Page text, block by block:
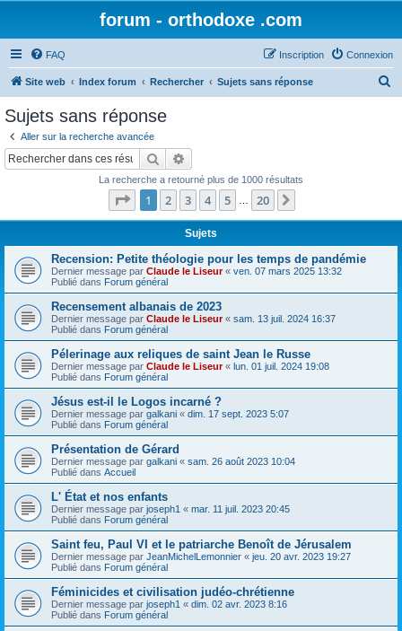
forum - orthodoxe .com
FAQ Connexion
Inscription
Site web Index forum Rechercher Sujets sans réponse
Sujets sans réponse
Aller sur la recherche avancée
Rechercher
La recherche a retourné plus de 1000 résultats
Page 1sur20
1 2 3 4 5 20
Sujets
Recension: Petite théologie pour les temps de pandémie
Dernier message par Claude le Liseur« ven. 07 mars 2025 13:32
Publié dans Forum général
Recensement albanais de 2023
Dernier message par Claude le Liseur« sam. 13 juil. 2024 16:37
Publié dans Forum général
Pélerinage aux reliques de saint Jean le Russe
Dernier message par Claude le Liseur« lun. 01 juil. 2024 19:08
Publié dans Forum général
Jésus est-il le Logos incarné ?
Dernier message par galkani « dim. 17 sept. 2023 5:07
Publié dans Forum général
Présentation de Gérard
Dernier message par galkani « sam. 26 août 2023 10:04
Publié dans Accueil
L' État et nos enfants
Dernier message par joseph1 « mar. 11 juil. 2023 20:45
Publié dans Forum général
Saint feu, Paul VI et le patriarche Benoît de Jérusalem
Dernier message par JeanMichelLemonnier « jeu. 20 avr. 2023 19:27
Publié dans Forum général
Féminicides et civilisation judéo-chrétienne
Dernier message par joseph1 « dim. 02 avr. 2023 8:16
Publié dans Forum général